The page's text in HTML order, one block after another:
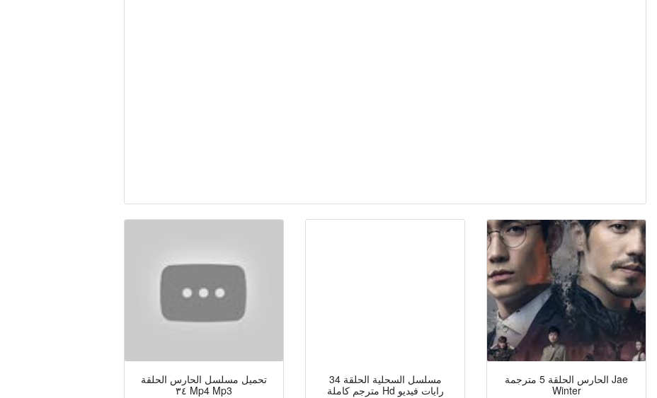
تحميل مسلسل الحارس الحلقة
٣٤ Mp4 Mp3
مسلسل السحلية الحلقة 34
مترجم كاملة Hd رايات فيديو
الحارس الحلقة 5 مترجمة Jae
Winter